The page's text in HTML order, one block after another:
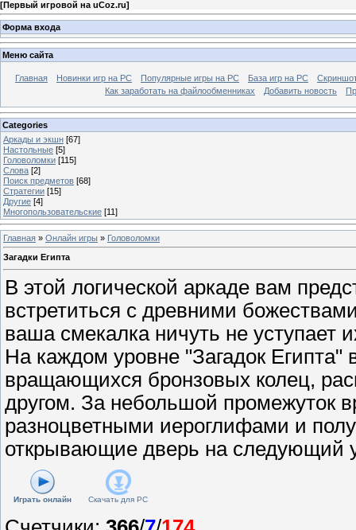
[Первый игровой на uCoz.ru]
Форма входа
Меню сайта
Главная Новинки игр на PC Популярные игры на PC База игр на РС
Как заработать на файлообменниках
Добавить новость
Categories
Аркады и экшн [67]
Настольные [5]
Головоломки [115]
Слова [2]
Поиск предметов [68]
Стратегии [15]
Другие [4]
Многопользовательские [11]
Главная » Онлайн игры » Головоломки
Загадки Египта
В этой логической аркаде вам
встретиться с древними
ваша смекалка ничуть не уступает
На каждом уровне "Загадок Египта"
вращающихся бронзовых колец,
другом. За небольшой промежуток
разноцветными иероглифами и
открывающие дверь на следующий
Играть онлайн Скачать для PC